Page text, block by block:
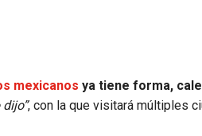
mexicanos ya tiene forma,
dijo”, con la que visitará múltiples